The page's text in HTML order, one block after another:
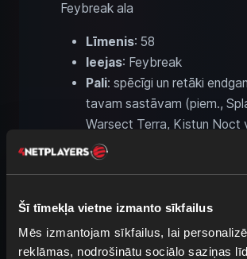
Šī tīmekļa vietne izmanto sīkfailus
Mēs izmantojam sīkfailus, lai
reklāmas, nodrošinātu sociālo saziņas
Feybreak ala
Līmenis: 58
Ieejas: Feybreak
Pali: spēcīgi un retāki
tavam sastāvam (piem.,
Warsect Terra, Kistun Noct
Faleris Aqua)
Ekskluzīvie Palworld
Killamari